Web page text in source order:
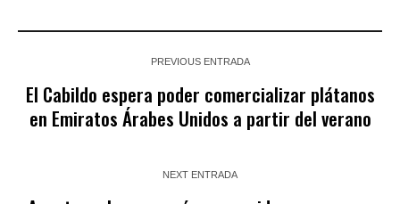
PREVIOUS ENTRADA
El Cabildo espera poder comercializar plátanos
en Emiratos Árabes Unidos a partir del verano
NEXT ENTRADA